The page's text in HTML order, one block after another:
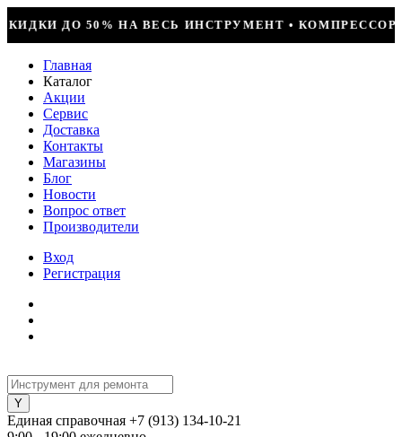
• КОМПРЕССОР JIAXIPERA T1114YB, 170ВТ,
Главная
Каталог
Акции
Сервис
Доставка
Контакты
Магазины
Блог
Новости
Вопрос ответ
Производители
Вход
Регистрация
Единая справочная +7 (913) 134-10-21